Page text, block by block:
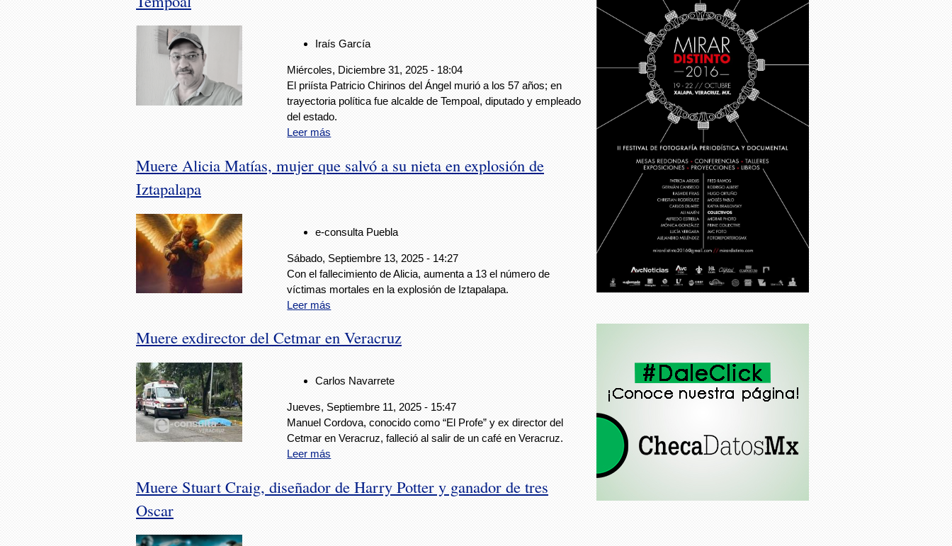
Iraís García
Miércoles, Diciembre 31, 2025 - 18:04
El priísta Patricio Chirinos del Ángel murió a los 57 años; en
trayectoria política fue alcalde de Tempoal, diputado y empleado
del estado.
Leer más
Muere Alicia Matías, mujer que salvó a su nieta en explosión de
Iztapalapa
e-consulta Puebla
Sábado, Septiembre 13, 2025 - 14:27
Con el fallecimiento de Alicia, aumenta a 13 el número de
víctimas mortales en la explosión de Iztapalapa.
Leer más
Muere exdirector del Cetmar en Veracruz
Carlos Navarrete
Jueves, Septiembre 11, 2025 - 15:47
Manuel Cordova, conocido como “El Profe” y ex director del
Cetmar en Veracruz, falleció al salir de un café en Veracruz.
Leer más
Muere Stuart Craig, diseñador de Harry Potter y ganador de tres
Oscar